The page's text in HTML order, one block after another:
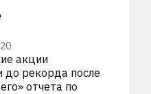
акции
до рекорда после
отчета по